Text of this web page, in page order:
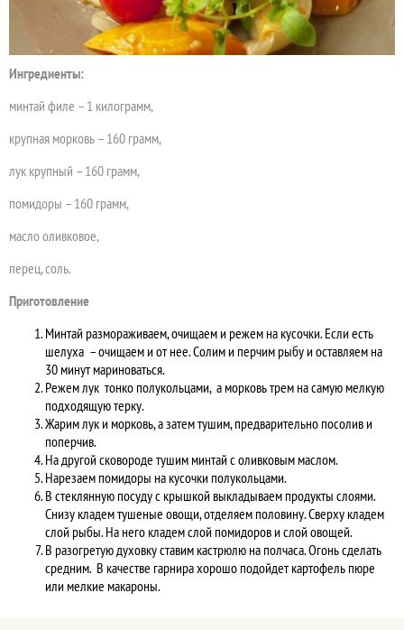
Ингредиенты:
минтай филе – 1 килограмм,
крупная морковь – 160 грамм,
лук крупный – 160 грамм,
помидоры – 160 грамм,
масло оливковое,
перец, соль.
Приготовление
Минтай размораживаем, очищаем и режем на кусочки. Если есть
шелуха – очищаем и от нее. Солим и перчим рыбу и оставляем на
30 минут мариноваться.
Режем лук тонко полукольцами, а морковь трем на самую мелкую
подходящую терку.
Жарим лук и морковь, а затем тушим, предварительно посолив и
поперчив.
На другой сковороде тушим минтай с оливковым маслом.
Нарезаем помидоры на кусочки полукольцами.
В стеклянную посуду с крышкой выкладываем продукты слоями.
Снизу кладем тушеные овощи, отделяем половину. Сверху кладем
слой рыбы. На него кладем слой помидоров и слой овощей.
В разогретую духовку ставим кастрюлю на полчаса. Огонь сделать
средним. В качестве гарнира хорошо подойдет картофель пюре
или мелкие макароны.